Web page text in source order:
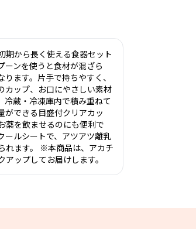
期から長く使える食器セット
ーンを使うと食材が混ざら
ます。片手で持ちやすく、
カップ、お口にやさしい素材
冷蔵・冷凍庫内で積み重ねて
ができる目盛付クリアカッ
薬を飲ませるのにも便利で
ールシートで、アツアツ離乳
れます。 ※本商品は、アカチ
ップしてお届けします。